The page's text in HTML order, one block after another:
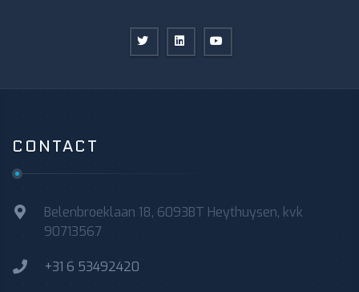
CONTACT
Belenbroeklaan 18, 6093BT Heythuysen, kvk
90713567
+31 6 53492420